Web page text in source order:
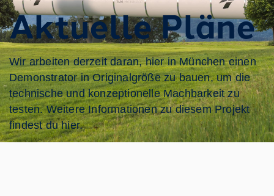
Aktuelle Pläne
Wir arbeiten derzeit daran, hier in München einen
Demonstrator in Originalgröße zu bauen, um die
technische und konzeptionelle Machbarkeit zu
testen. Weitere Informationen zu diesem Projekt
findest du hier.